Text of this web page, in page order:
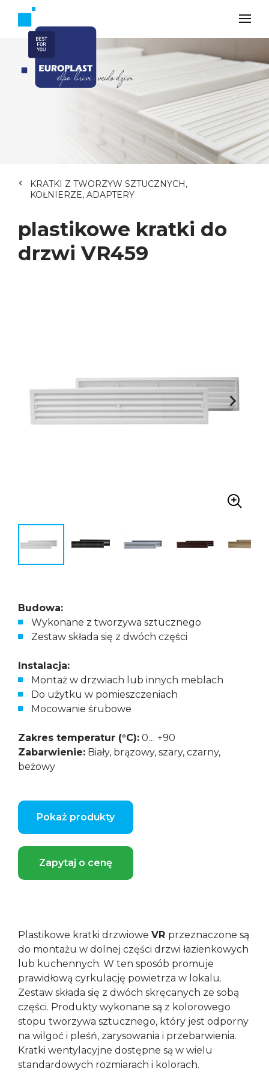
KRATKI Z TWORZYW SZTUCZNYCH,
KOŁNIERZE, ADAPTERY
plastikowe kratki do
drzwi VR459
Budowa:
Wykonane z tworzywa sztucznego
Zestaw składa się z dwóch części
Instalacja:
Montaż w drzwiach lub innych meblach
Do użytku w pomieszczeniach
Mocowanie śrubowe
Zakres temperatur (°С): 0… +90
Zabarwienie: Biały, brązowy, szary, czarny,
beżowy
Pokaż produkty
Zapytaj o cenę
Plastikowe kratki drzwiowe VR przeznaczone są
do montażu w dolnej części drzwi łazienkowych
lub kuchennych. W ten sposób promuje
prawidłową cyrkulację powietrza w lokalu.
Zestaw składa się z dwóch skręcanych ze sobą
części. Produkty wykonane są z kolorowego
stopu tworzywa sztucznego, który jest odporny
na wilgoć i pleśń, zarysowania i przebarwienia.
Kratki wentylacyjne dostępne są w wielu
standardowych rozmiarach i kolorach.